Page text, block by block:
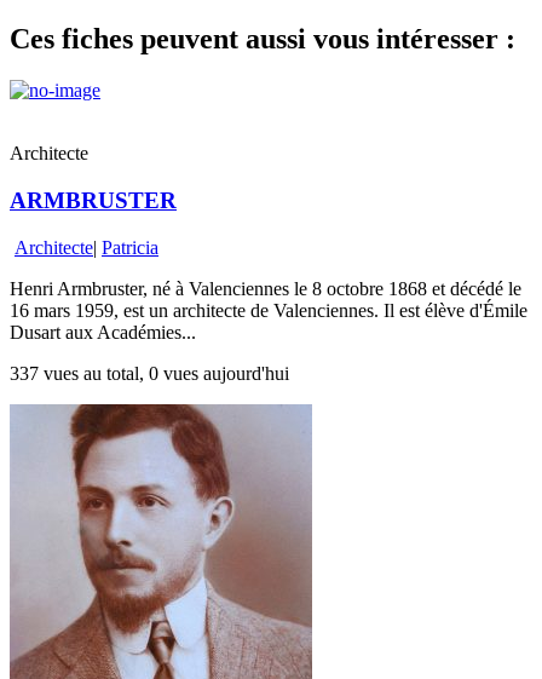
Ces fiches peuvent aussi vous intéresser :
Architecte
ARMBRUSTER
Architecte| Patricia
Henri Armbruster, né à Valenciennes le 8 octobre 1868 et décédé le
16 mars 1959, est un architecte de Valenciennes. Il est élève d'Émile
Dusart aux Académies...
337 vues au total, 0 vues aujourd'hui